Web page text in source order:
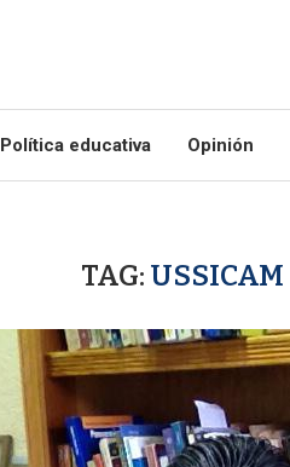
Política educativa Opinión
TAG: USSICAM